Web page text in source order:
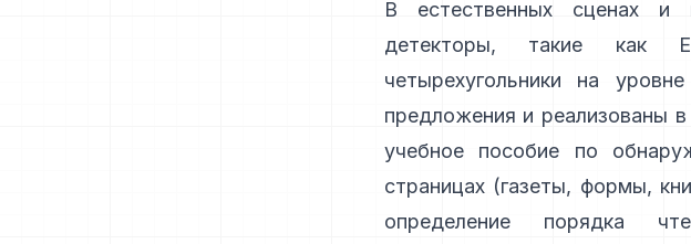
В естественных сценах и
детекторы, такие как
четырехугольники на
предложения и реализованы
учебное пособие по
страницах (газеты, формы,
определение порядка